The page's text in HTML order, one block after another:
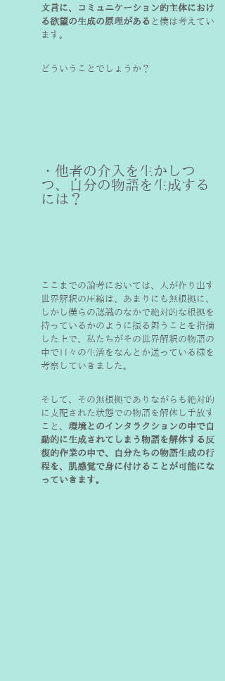
文言に、コミュニケーション的主体におけ
る欲望の生成の原理がある と僕は考えてい
ます。
どういうことでしょうか？
・他者の介入を生かしつ
つ、自分の物語を生成する
には？
ここまでの論考においては、人が作り出す
世界解釈の圧縮は、あまりにも無根拠に、
しかし僕らの認識のなかで絶対的な根拠を
持っているかのように振る舞うことを指摘
した上で、私たちがその世界解釈の物語の
中で日々の生活をなんとか送っている様を
考察していきました。
そして、その無根拠でありながらも絶対的
に支配された状態での物語を解体し手放す
こと、 環境とのインタラクションの中で自
動的に生成されてしまう物語を解体する反
復的作業の中で、自分たちの物語生成の行
程を、肌感覚で身に付けることが可能にな
っていきます。